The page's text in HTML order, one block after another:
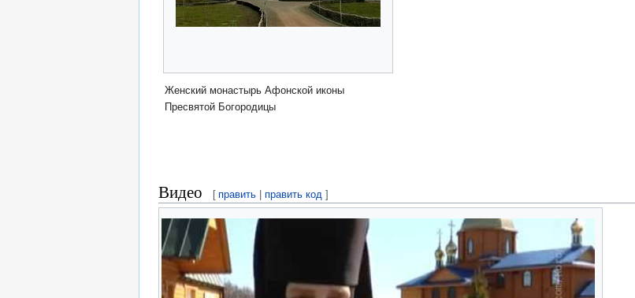
Женский монастырь Афонской иконы
Пресвятой Богородицы
Видео [ править |править код ]